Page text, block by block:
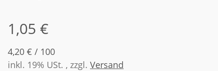
1,05 €
4,20 € / 100
inkl. 19% USt. , zzgl. Versand